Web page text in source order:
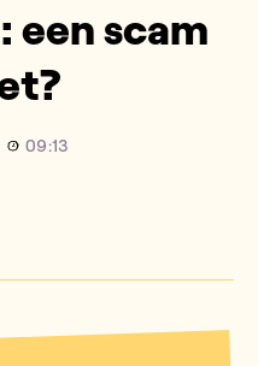
een scam
09:13